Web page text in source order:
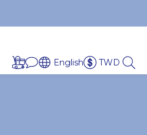
English TWD